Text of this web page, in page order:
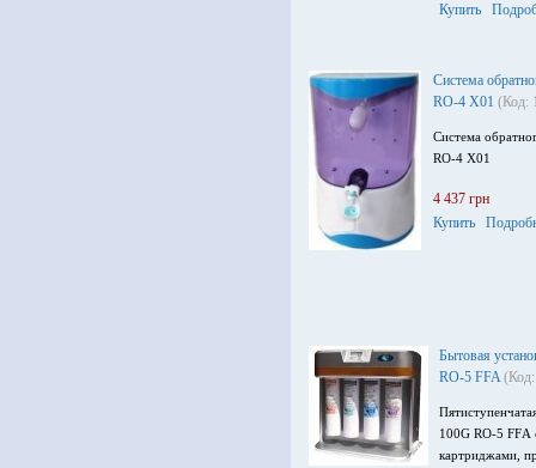
Купить
Система
RO-4 X01 (Код:
Система
RO-4 X01
4 437 грн
Купить
Бытовая
RO-5 FFA
100G RO-5 FFА
картриджами,